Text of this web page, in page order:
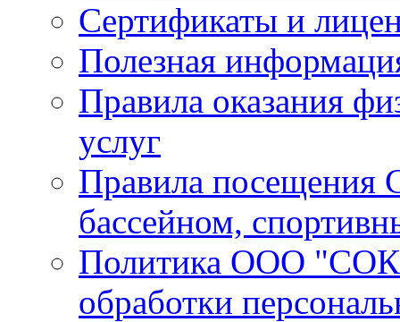
Сертификаты и
Полезная
Правила оказания
услуг
Правила посещения
бассейном,
Политика ООО "СОК
обработки